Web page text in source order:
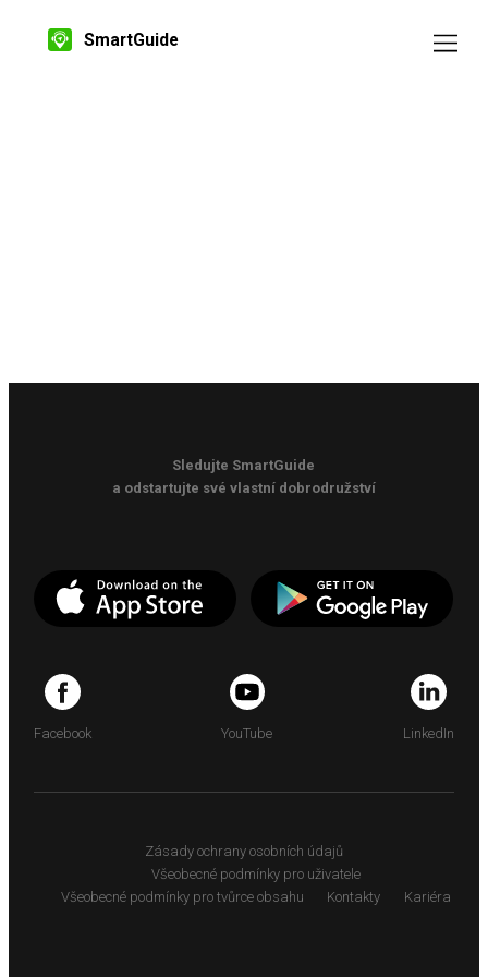
SmartGuide
Sledujte SmartGuide
a odstartujte své vlastní dobrodružství
Facebook YouTube LinkedIn
Zásady ochrany osobních údajů
Všeobecné podmínky pro uživatele
Všeobecné podmínky pro tvůrce obsahu
Kontakty Kariéra